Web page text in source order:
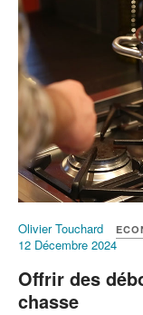
Olivier Touchard
12 Décembre 2024
Offrir des
chasse